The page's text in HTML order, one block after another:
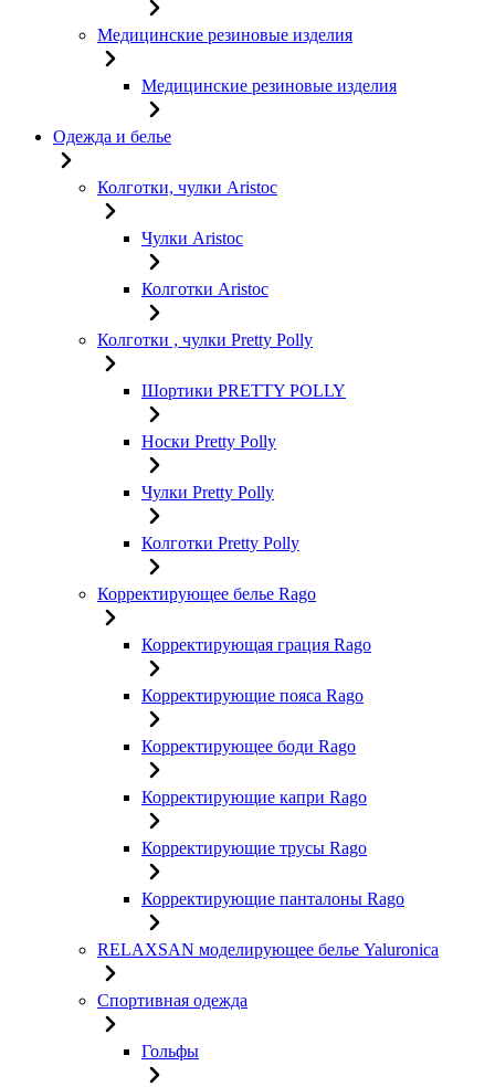
Медицинские резиновые изделия
Медицинские резиновые изделия
Одежда и белье
Колготки, чулки Aristoc
Чулки Aristoc
Колготки Aristoc
Колготки , чулки Pretty Polly
Шортики PRETTY POLLY
Носки Pretty Polly
Чулки Pretty Polly
Колготки Pretty Polly
Корректирующее белье Rago
Корректирующая грация Rago
Корректирующие пояса Rago
Корректирующее боди Rago
Корректирующие капри Rago
Корректирующие трусы Rago
Корректирующие панталоны Rago
RELAXSAN моделирующее белье Yaluroniсa
Спортивная одежда
Гольфы